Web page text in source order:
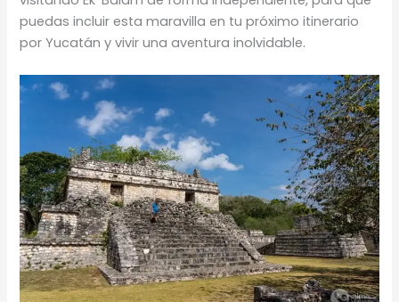
puedas incluir esta maravilla en tu próximo itinerario
por Yucatán y vivir una aventura inolvidable.